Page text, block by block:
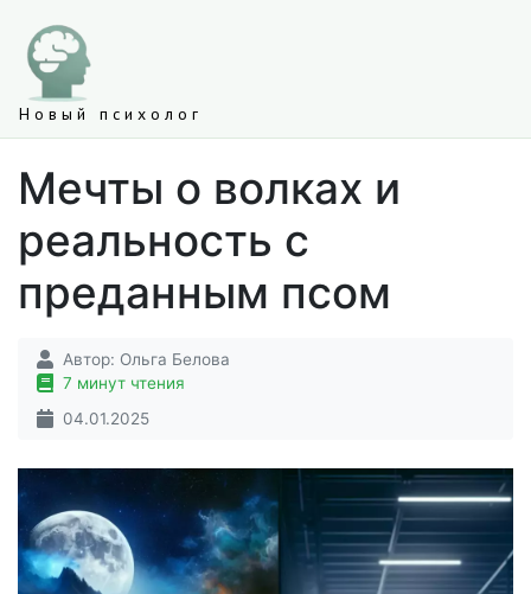
Новый психолог
Мечты о волках и
реальность с
преданным псом
Автор: Ольга Белова
7 минут чтения
04.01.2025